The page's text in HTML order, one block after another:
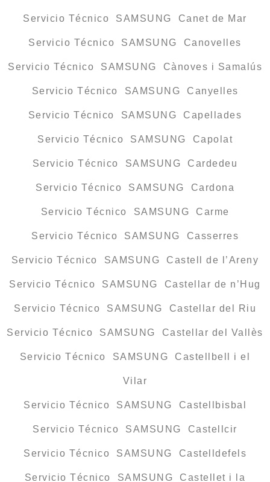
Servicio Técnico SAMSUNG Canet de Mar
Servicio Técnico SAMSUNG Canovelles
Servicio Técnico SAMSUNG Cànoves i Samalús
Servicio Técnico SAMSUNG Canyelles
Servicio Técnico SAMSUNG Capellades
Servicio Técnico SAMSUNG Capolat
Servicio Técnico SAMSUNG Cardedeu
Servicio Técnico SAMSUNG Cardona
Servicio Técnico SAMSUNG Carme
Servicio Técnico SAMSUNG Casserres
Servicio Técnico SAMSUNG Castell de l’Areny
Servicio Técnico SAMSUNG Castellar de n’Hug
Servicio Técnico SAMSUNG Castellar del Riu
Servicio Técnico SAMSUNG Castellar del Vallès
Servicio Técnico SAMSUNG Castellbell i el
Vilar
Servicio Técnico SAMSUNG Castellbisbal
Servicio Técnico SAMSUNG Castellcir
Servicio Técnico SAMSUNG Castelldefels
Servicio Técnico SAMSUNG Castellet i la